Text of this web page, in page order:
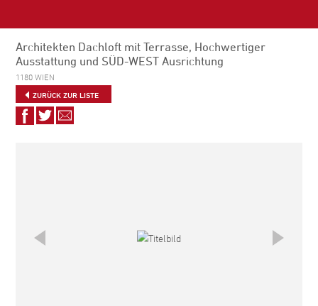
Architekten Dachloft mit Terrasse, Hochwertiger
Ausstattung und SÜD-WEST Ausrichtung
1180 WIEN
ZURÜCK ZUR LISTE
Auf
Facebook
Auf
Twitter
Via
E-